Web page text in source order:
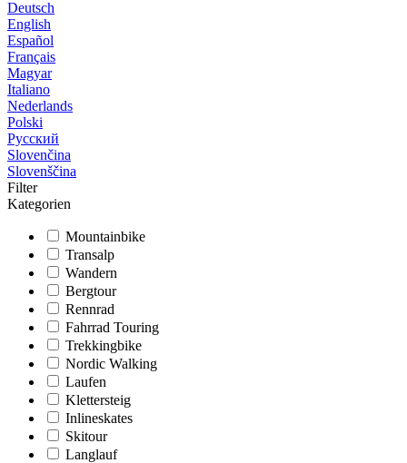
Deutsch
English
Español
Français
Magyar
Italiano
Nederlands
Polski
Русский
Slovenčina
Slovenščina
Filter
Kategorien
Mountainbike
Transalp
Wandern
Bergtour
Rennrad
Fahrrad Touring
Trekkingbike
Nordic Walking
Laufen
Klettersteig
Inlineskates
Skitour
Langlauf